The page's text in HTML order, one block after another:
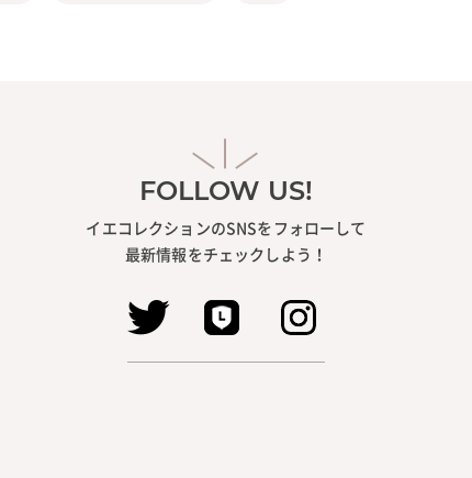
FOLLOW US!
イエコレクションのSNSをフォローして
最新情報をチェックしよう！